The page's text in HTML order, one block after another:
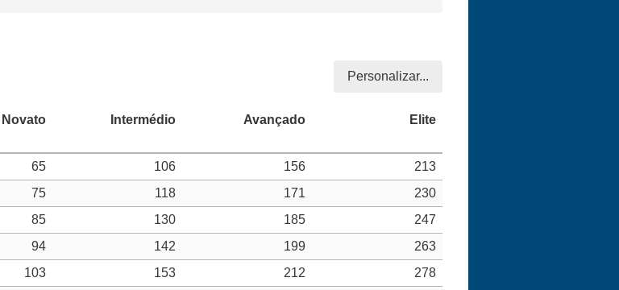
Personalizar...
65 106 156
213
75 118 171
230
85 130 185
247
94 142 199
263
103 153 212
278